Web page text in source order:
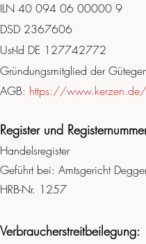
ILN 40 094 06 00000 9
DSD 2367606
Ust-Id DE 127742772
Gründungsmitglied der
AGB: https://
Register und
Handelsregister
Geführt bei: Amtsgericht
HRB-Nr. 1257
Verbraucherstreitbeilegung: